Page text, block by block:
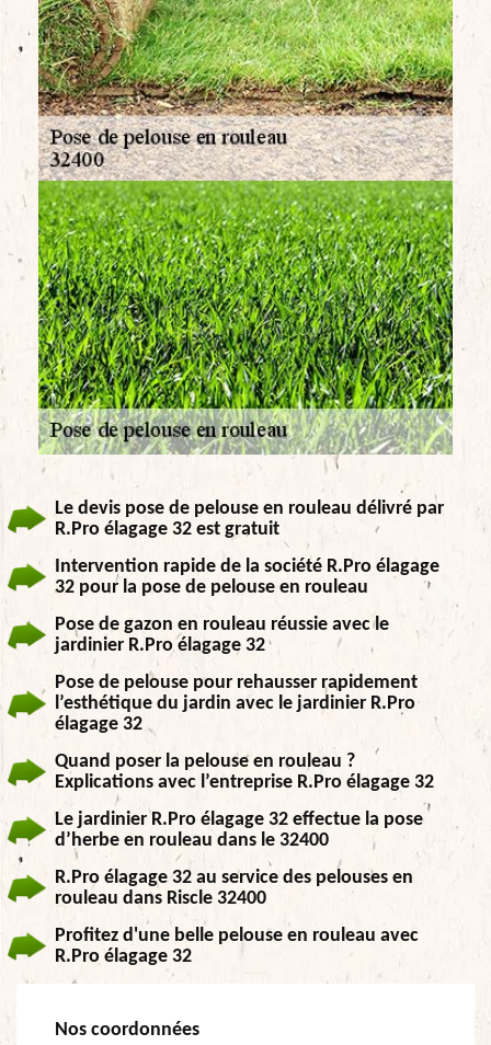
Le devis pose de pelouse en rouleau délivré par
R.Pro élagage 32 est gratuit
Intervention rapide de la société R.Pro élagage
32 pour la pose de pelouse en rouleau
Pose de gazon en rouleau réussie avec le
jardinier R.Pro élagage 32
Pose de pelouse pour rehausser rapidement
l’esthétique du jardin avec le jardinier R.Pro
élagage 32
Quand poser la pelouse en rouleau ?
Explications avec l’entreprise R.Pro élagage 32
Le jardinier R.Pro élagage 32 effectue la pose
d’herbe en rouleau dans le 32400
R.Pro élagage 32 au service des pelouses en
rouleau dans Riscle 32400
Profitez d'une belle pelouse en rouleau avec
R.Pro élagage 32
Nos coordonnées